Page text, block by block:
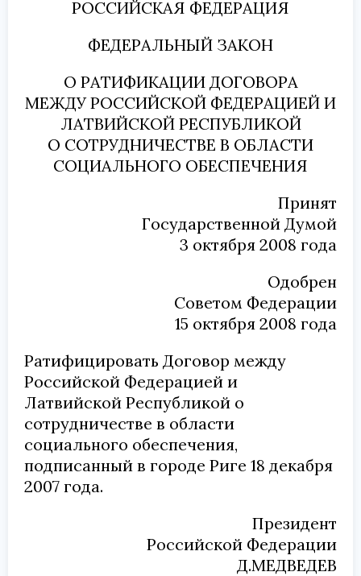
РОССИЙСКАЯ ФЕДЕРАЦИЯ
ФЕДЕРАЛЬНЫЙ ЗАКОН
О РАТИФИКАЦИИ ДОГОВОРА
МЕЖДУ РОССИЙСКОЙ ФЕДЕРАЦИЕЙ И
ЛАТВИЙСКОЙ РЕСПУБЛИКОЙ
О СОТРУДНИЧЕСТВЕ В ОБЛАСТИ
СОЦИАЛЬНОГО ОБЕСПЕЧЕНИЯ
Принят
Государственной Думой
3 октября 2008 года
Одобрен
Советом Федерации
15 октября 2008 года
Ратифицировать Договор между
Российской Федерацией и
Латвийской Республикой о
сотрудничестве в области
социального обеспечения,
подписанный в городе Риге 18 декабря
2007 года.
Президент
Российской Федерации
Д.МЕДВЕДЕВ